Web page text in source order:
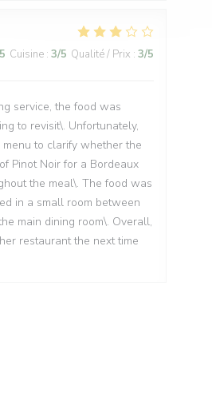
Cuisine : 3/5 Qualité / Prix : 3/5
service, the food was
to revisit\. Unfortunately,
to clarify whether the
Pinot Noir for a Bordeaux
the meal\. The food was
in a small room between
main dining room\. Overall,
restaurant the next time